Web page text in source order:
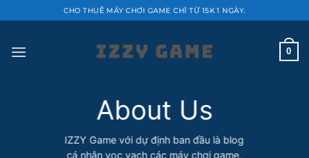
qua
dung
CHO THUÊ MÁY CHƠI GAME CHỈ TỪ 15K 1 NGÀY.
0
About Us
IZZY Game với dự định ban đầu là blog
cá nhân vọc vạch các máy chơi game,